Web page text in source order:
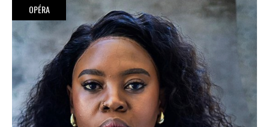
OPÉRA